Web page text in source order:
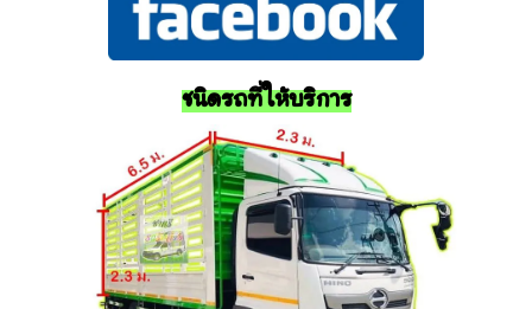
ชนิดรถที่ให้บริการ